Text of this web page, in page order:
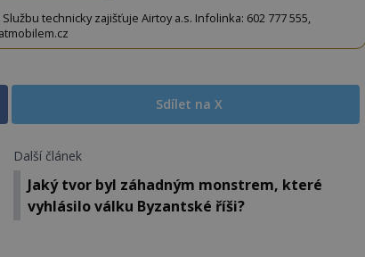
technicky zajišťuje Airtoy a.s. Infolinka: 602 777 555,
Sdílet na X
Další článek
Jaký tvor byl záhadným monstrem, které
vyhlásilo válku Byzantské říši?